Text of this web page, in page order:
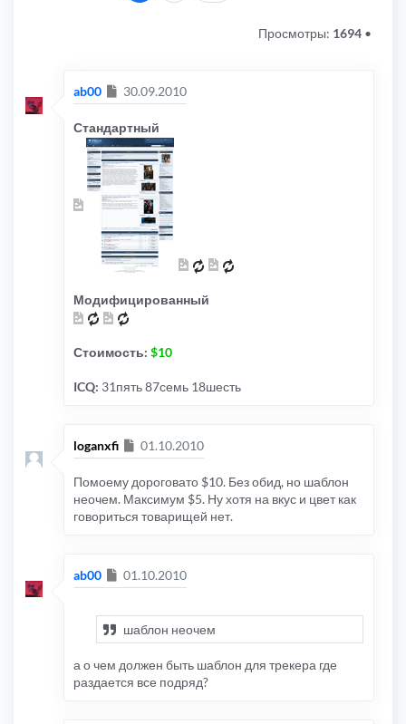
Просмотры: 1694 •
ab00 Сообщение
30.09.2010
Стандартный
Модифицированный
Стоимость: $10
ICQ: 31пять 87семь 18шесть
loganxfi Сообщение
01.10.2010
Помоему дороговато $10. Без обид, но шаблон
неочем. Максимум $5. Ну хотя на вкус и цвет как
говориться товарищей нет.
ab00 Сообщение
01.10.2010
шаблон неочем
а о чем должен быть шаблон для трекера где
раздается все подряд?